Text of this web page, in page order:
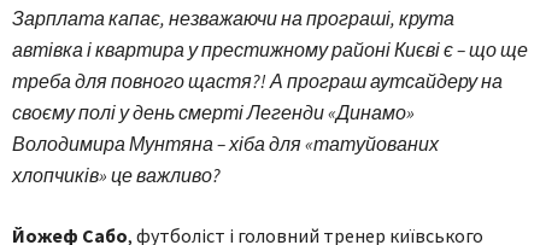
Зарплата капає, незважаючи на програші, крута
автівка і квартира у престижному районі Києві є – що ще
треба для повного щастя?! А програш аутсайдеру на
своєму полі у день смерті Легенди «Динамо»
Володимира Мунтяна – хіба для «татуйованих
хлопчиків» це важливо?
Йожеф Сабо, футболіст і головний тренер київського